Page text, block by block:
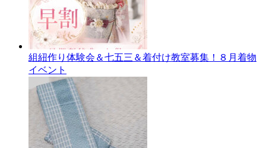
組紐作り体験会＆七五三＆着付け教室募集！８月着物
イベント